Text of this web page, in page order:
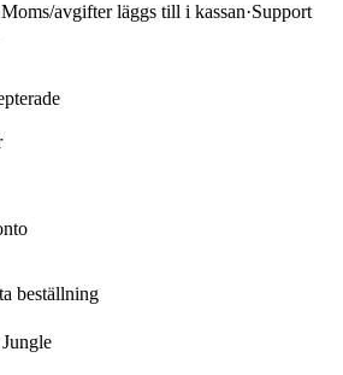
Moms/avgifter läggs till i kassan·Support
beställning
Jungle